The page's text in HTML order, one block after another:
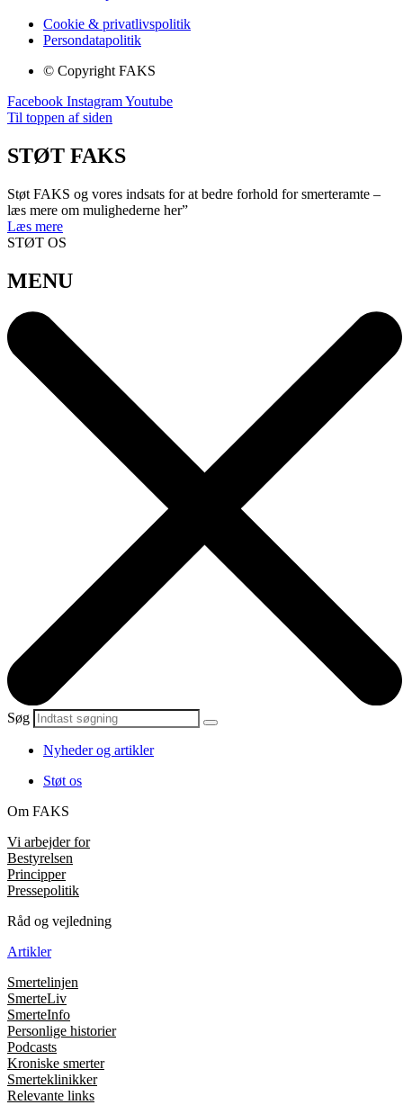
Cookie & privatlivspolitik
Persondatapolitik
© Copyright FAKS
Facebook InstagramYoutube
Til toppen af siden
STØT FAKS
Støt FAKS og vores indsats for at bedre forhold for smerteramte –
læs mere om mulighederne her”
Læs mere
STØT OS
MENU
Søg
Nyheder og artikler
Støt os
Om FAKS
Vi arbejder for
Bestyrelsen
Principper
Pressepolitik
Råd og vejledning
Artikler
Smertelinjen
SmerteLiv
SmerteInfo
Personlige historier
Podcasts
Kroniske smerter
Smerteklinikker
Relevante links